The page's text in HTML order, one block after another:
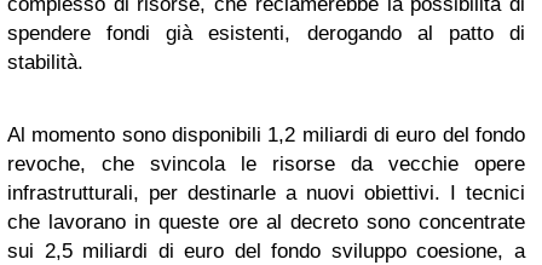
spendere fondi già esistenti, derogando al patto di
stabilità.
Al momento sono disponibili 1,2 miliardi di euro del fondo
revoche, che svincola le risorse da vecchie opere
infrastrutturali, per destinarle a nuovi obiettivi. I tecnici
che lavorano in queste ore al decreto sono concentrate
sui 2,5 miliardi di euro del fondo sviluppo coesione, a